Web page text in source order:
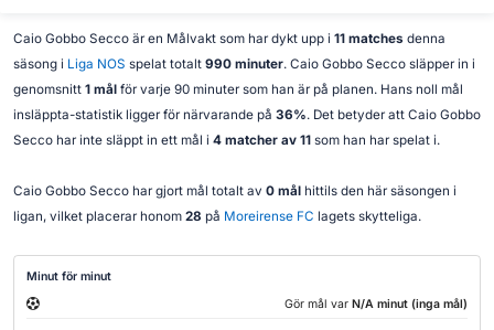
Caio Gobbo Secco är en Målvakt som har dykt upp i 11 matches denna
säsong i Liga NOS spelat totalt 990 minuter. Caio Gobbo Secco släpper in i
genomsnitt 1 mål för varje 90 minuter som han är på planen. Hans noll mål
insläppta-statistik ligger för närvarande på 36%. Det betyder att Caio Gobbo
Secco har inte släppt in ett mål i 4 matcher av 11som han har spelat i.
Caio Gobbo Secco har gjort mål totalt av 0 mål hittils den här säsongen i
ligan, vilket placerar honom 28 på Moreirense FC lagets skytteliga.
Minut för minut
Gör mål var N/A minut (inga mål)